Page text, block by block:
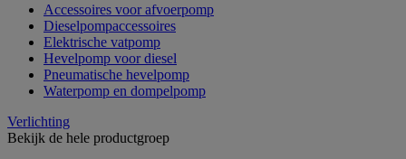
Accessoires voor afvoerpomp
Dieselpompaccessoires
Elektrische vatpomp
Hevelpomp voor diesel
Pneumatische hevelpomp
Waterpomp en dompelpomp
Verlichting
Bekijk de hele productgroep